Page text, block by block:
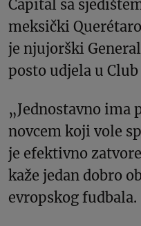
Capital sa
meksički
je njujorški
posto udjela u
„Jednostavno ima
novcem koji vole
je efektivno
kaže jedan dobro
evropskog fudbala.